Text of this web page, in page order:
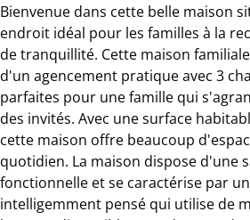
Bienvenue dans cette belle maison
endroit idéal pour les familles à la
de tranquillité. Cette maison
d'un agencement pratique avec 3
parfaites pour une famille qui
des invités. Avec une surface
cette maison offre beaucoup
quotidien. La maison dispose d'une
fonctionnelle et se caractérise par
intelligemment pensé qui utilise de